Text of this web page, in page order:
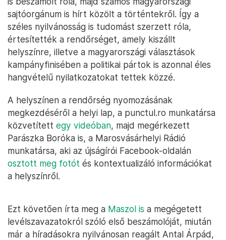
sajtóorgánum is hírt közölt a történtekről. Így a
széles nyilvánosság is tudomást szerzett róla,
értesítették a rendőrséget, amely kiszállt
helyszínre, illetve a magyarországi választások
kampányfinisében a politikai pártok is azonnal éles
hangvételű nyilatkozatokat tettek közzé.
A helyszínen a rendőrség nyomozásának
megkezdéséről a helyi lap, a punctul.ro munkatársa
közvetített egy videóban, majd megérkezett
Parászka Boróka is, a Marosvásárhelyi Rádió
munkatársa, aki az újságírói Facebook-oldalán
osztott meg fotót és kontextualizáló információkat
a helyszínről.
Ezt követően írta meg a Maszol is a megégetett
levélszavazatokról szóló első beszámolóját, miután
már a híradásokra nyilvánosan reagált Antal Árpád,